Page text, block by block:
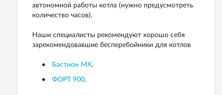
автономной работы котла (нужно предусмотреть
количество часов).
Наши специалисты рекомендуют хорошо себя
зарекомендовавшие бесперебойники для котлов
Бастион MX.
ФОРТ 900.